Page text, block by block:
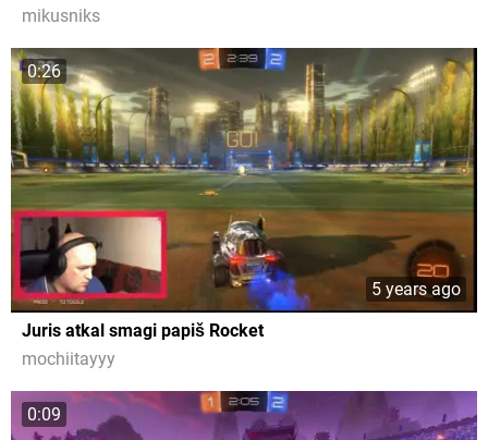
mikusniks
0:26
5 years ago
Juris atkal smagi papiš Rocket
mochiitayyy
0:09